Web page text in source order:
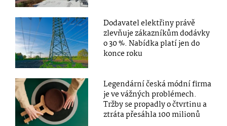
Dodavatel elektřiny právě
zlevňuje zákazníkům dodávky
o 30 %. Nabídka platí jen do
konce roku
Legendární česká módní firma
je ve vážných problémech.
Tržby se propadly o čtvrtinu a
ztráta přesáhla 100 milionů